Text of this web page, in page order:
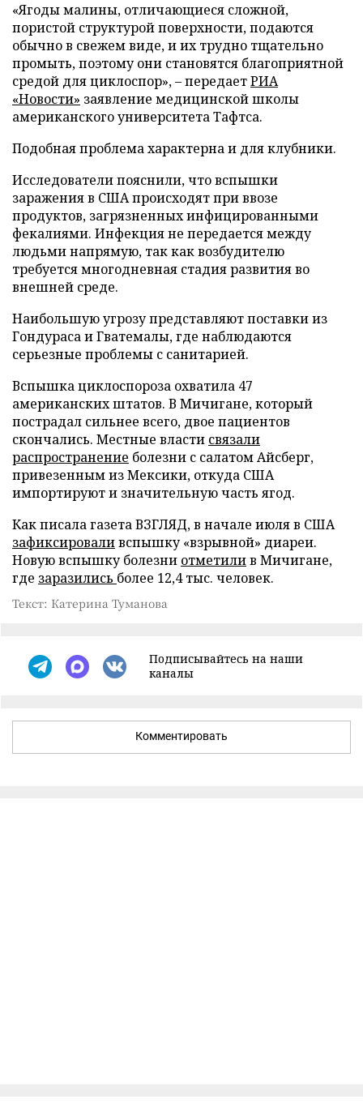
«Ягоды малины, отличающиеся сложной,
пористой структурой поверхности, подаются
обычно в свежем виде, и их трудно тщательно
промыть, поэтому они становятся благоприятной
средой для циклоспор», – передаетРИА
«Новости» заявление медицинской школы
американского университета Тафтса.
Подобная проблема характерна и для клубники.
Исследователи пояснили, что вспышки
заражения в США происходят при ввозе
продуктов, загрязненных инфицированными
фекалиями. Инфекция не передается между
людьми напрямую, так как возбудителю
требуется многодневная стадия развития во
внешней среде.
Наибольшую угрозу представляют поставки из
Гондураса и Гватемалы, где наблюдаются
серьезные проблемы с санитарией.
Вспышка циклоспороза охватила 47
американских штатов. В Мичигане, который
пострадал сильнее всего, двое пациентов
скончались. Местные власти связали
распространение болезни с салатом Айсберг,
привезенным из Мексики, откуда США
импортируют и значительную часть ягод.
Как писала газета ВЗГЛЯД, в начале июля в США
зафиксироваливспышку «взрывной» диареи.
Новую вспышку болезни отметилив Мичигане,
где заразились более 12,4 тыс. человек.
Текст: Катерина Туманова
Подписывайтесь на наши
каналы
Комментировать